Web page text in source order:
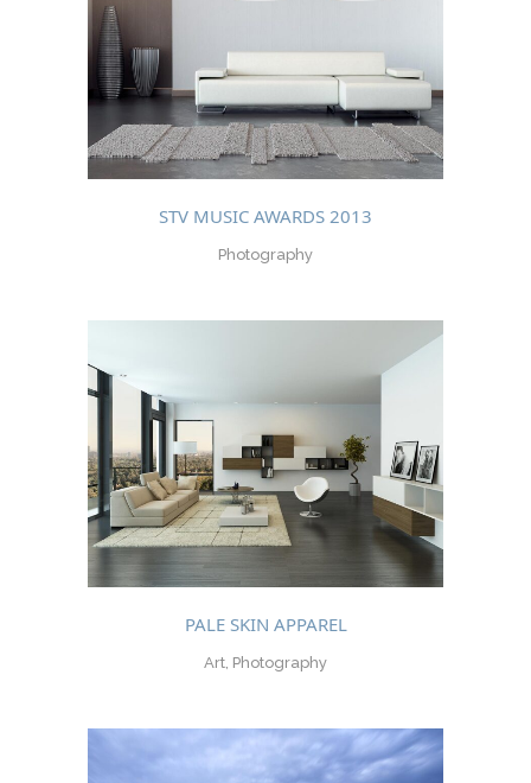
STV MUSIC AWARDS 2013
Photography
PALE SKIN APPAREL
Art, Photography